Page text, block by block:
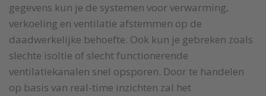
gegevens kun je de systemen voor verwarming,
verkoeling en ventilatie afstemmen op de
daadwerkelijke behoefte. Ook kun je gebreken zoals
slechte isoltie of slecht functionerende
ventilatiekanalen snel opsporen. Door te handelen
op basis van real-time inzichten zal het